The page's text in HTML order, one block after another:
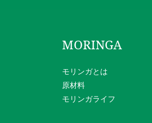
MORINGA
モリンガとは
原材料
モリンガライフ